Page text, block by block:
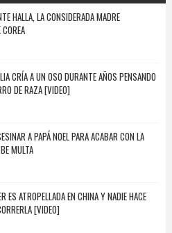
HALLA, LA CONSIDERADA MADRE
CRÍA A UN OSO DURANTE AÑOS PENSANDO
DE RAZA [VIDEO]
A PAPÁ NOEL PARA ACABAR CON LA
MULTA
ES ATROPELLADA EN CHINA Y NADIE HACE
[VIDEO]